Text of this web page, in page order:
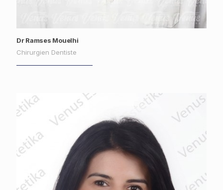
Dr Ramses Mouelhi
Chirurgien Dentiste